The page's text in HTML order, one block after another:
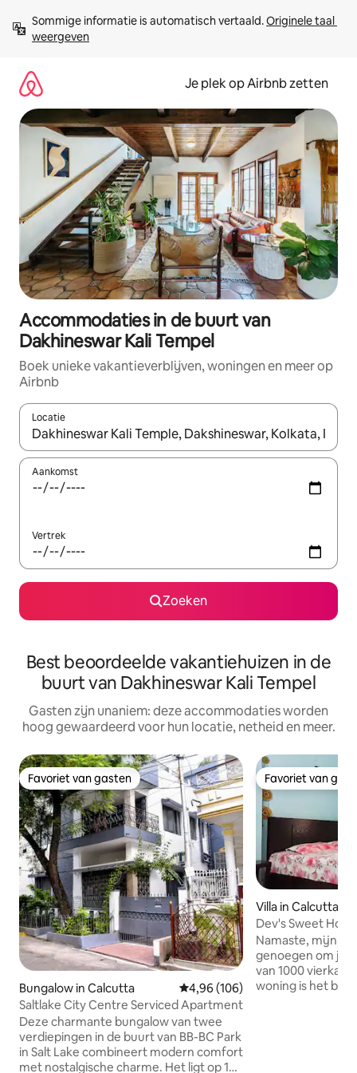
direct
naar
Sommige informatie is automatisch vertaald. Originele taal
weergeven
Je plek op Airbnb zetten
Accommodaties in de buurt van
Dakhineswar Kali Tempel
Boek unieke vakantieverblijven, woningen en meer op
Airbnb
Locatie
Wanneer er resultaten beschikbaar zijn, maak je een keuze
Aankomst
Vertrek
Zoeken
Best beoordeelde vakantiehuizen in de
buurt van Dakhineswar Kali Tempel
Gasten zijn unaniem: deze accommodaties worden
hoog gewaardeerd voor hun locatie, netheid en meer.
Favoriet van gasten
Favoriet van gasten
Bungalow in Calcutta Gemiddelde beoordeling van
4,96 (106)
Saltlake City Centre Serviced Apartment
Deze charmante bungalow van twee
verdiepingen in de buurt van BB-BC Park
in Salt Lake combineert modern comfort
met nostalgische charme. Het ligt op 10
Favoriet van
Favoriet van
Villa in Calcutta
Dev's Sweet
luchthaven |
Namaste, mijn
genoegen om je
van 1000
woning is het